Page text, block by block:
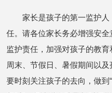
家长是孩子的第一监护人
任。请各位家长务必增强安
监护责任，加强对孩子的教育
周末、节假日、暑假期间以及
要时刻关注孩子的去向，做